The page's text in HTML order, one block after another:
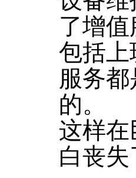
了增
包括
服务
的。
这样
白丧失